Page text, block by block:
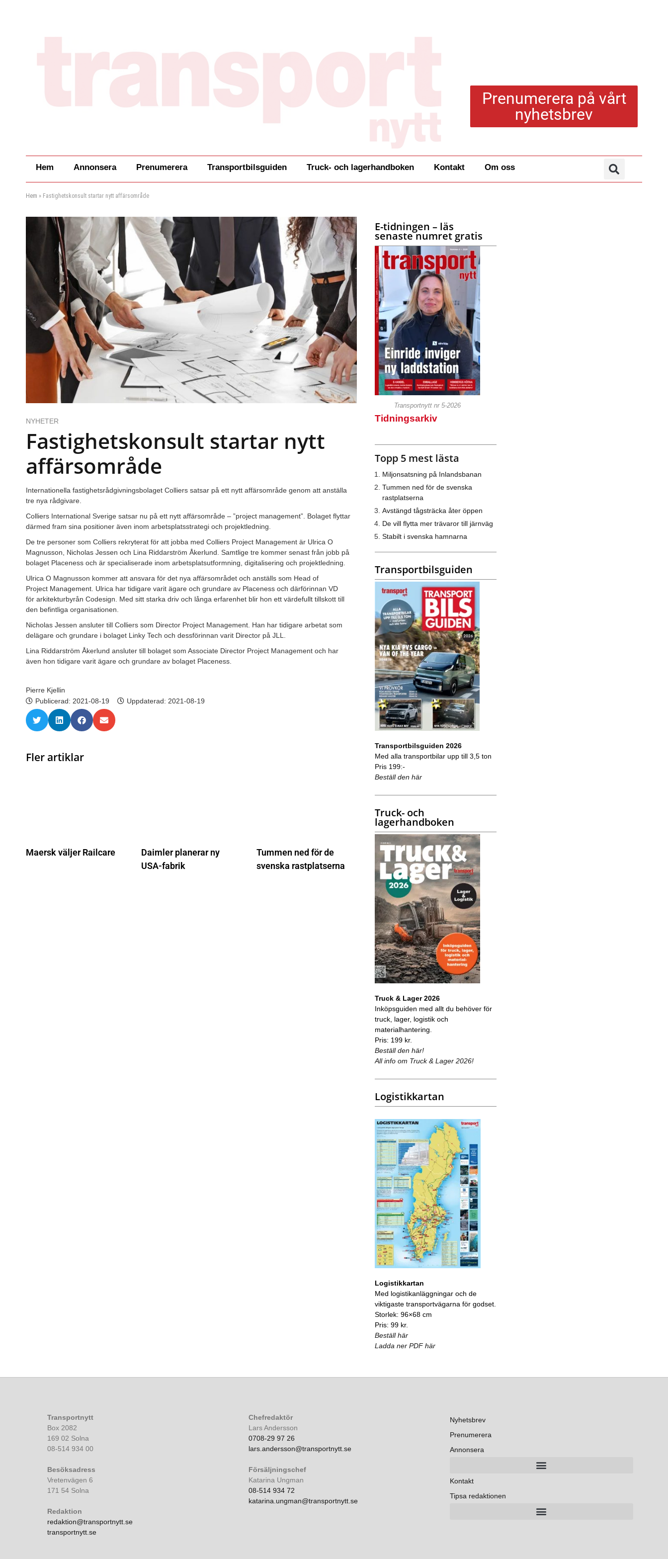
Prenumerera på vårt
nyhetsbrev
Hem Annonsera Prenumerera Transportbilsguiden Truck- och lagerhandboken Kontakt Om oss
Hem » Fastighetskonsult startar nytt affärsområde
NYHETER
Fastighetskonsult startar nytt
affärsområde
Internationella fastighetsrådgivningsbolaget Colliers satsar på ett nytt affärsområde genom att anställa
tre nya rådgivare.
Colliers International Sverige satsar nu på ett nytt affärsområde – ”project management”. Bolaget flyttar
därmed fram sina positioner även inom arbetsplatsstrategi och projektledning.
De tre personer som Colliers rekryterat för att jobba med Colliers Project Management är Ulrica O
Magnusson, Nicholas Jessen och Lina Riddarström Åkerlund. Samtlige tre kommer senast från jobb på
bolaget Placeness och är specialiserade inom arbetsplatsutformning, digitalisering och projektledning.
Ulrica O Magnusson kommer att ansvara för det nya affärsområdet och anställs som Head of
Project Management. Ulrica har tidigare varit ägare och grundare av Placeness och därförinnan VD
för arkitekturbyrån Codesign. Med sitt starka driv och långa erfarenhet blir hon ett värdefullt tillskott till
den befintliga organisationen.
Nicholas Jessen ansluter till Colliers som Director Project Management. Han har tidigare arbetat som
delägare och grundare i bolaget Linky Tech och dessförinnan varit Director på JLL.
Lina Riddarström Åkerlund ansluter till bolaget som Associate Director Project Management och har
även hon tidigare varit ägare och grundare av bolaget Placeness.
Pierre Kjellin
Publicerad: 2021-08-19 Uppdaterad: 2021-08-19
Fler artiklar
Maersk väljer Railcare
Daimler planerar ny
USA-fabrik
Tummen ned för de
svenska rastplatserna
E-tidningen – läs
senaste numret gratis
Transportnytt nr 5-2026
Tidningsarkiv
Topp 5 mest lästa
Miljonsatsning på Inlandsbanan
Tummen ned för de svenska
rastplatserna
Avstängd tågsträcka åter öppen
De vill flytta mer trävaror till järnväg
Stabilt i svenska hamnarna
Transportbilsguiden
Transportbilsguiden 2026
Med alla transportbilar upp till 3,5 ton
Pris 199:-
Beställ den här
Truck- och
lagerhandboken
Truck & Lager 2026
Inköpsguiden med allt du behöver för
truck, lager, logistik och
materialhantering.
Pris: 199 kr.
Beställ den här!
All info om Truck & Lager 2026!
Logistikkartan
Logistikkartan
Med logistikanläggningar och de
viktigaste transportvägarna för godset.
Storlek: 96×68 cm
Pris: 99 kr.
Beställ här
Ladda ner PDF här
Transportnytt
Box 2082
169 02 Solna
08-514 934 00
Besöksadress
Vretenvägen 6
171 54 Solna
Redaktion
redaktion@transportnytt.se
transportnytt.se
Chefredaktör
Lars Andersson
0708-29 97 26
lars.andersson@transportnytt.se
Försäljningschef
Katarina Ungman
08-514 934 72
katarina.ungman@transportnytt.se
Nyhetsbrev
Prenumerera
Annonsera
Kontakt
Tipsa redaktionen